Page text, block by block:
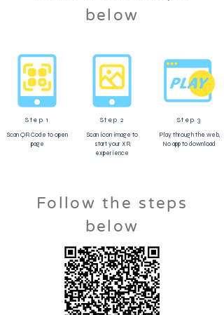
below
Step 2
Scan icon image to
start your XR
experience
Step 1
Scan QR Code to open
page
Step 3
Play through the web,
No app to download
Follow the steps
below